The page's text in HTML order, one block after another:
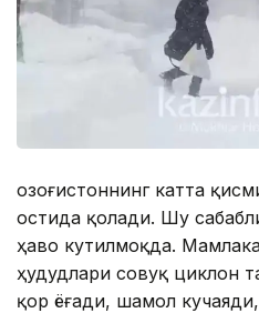
Қозоғистоннинг катта
остида қолади. Шу
ҳаво кутилмоқда.
ҳудудлари совуқ циклон
қор ёғади, шамол